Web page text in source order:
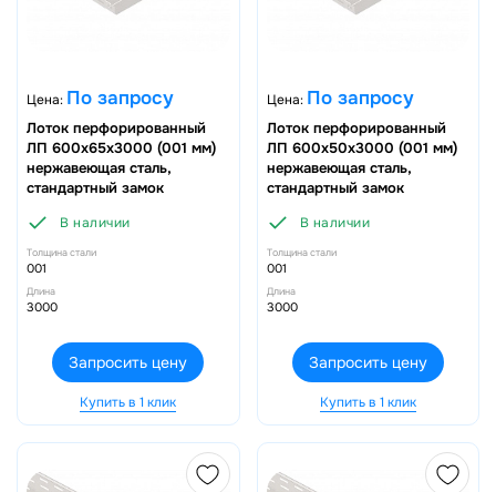
Цена: По запросу
Лоток перфорированный
ЛП 600х65х3000 (001 мм)
нержавеющая сталь,
стандартный замок
В наличии
Толщина стали
001
Длина
3000
Запросить цену
Купить в 1 клик
Цена: По запросу
Лоток перфорированный
ЛП 600х50х3000 (001 мм)
нержавеющая сталь,
стандартный замок
В наличии
Толщина стали
001
Длина
3000
Запросить цену
Купить в 1 клик